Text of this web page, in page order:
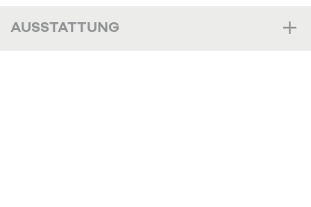
AUSSTATTUNG